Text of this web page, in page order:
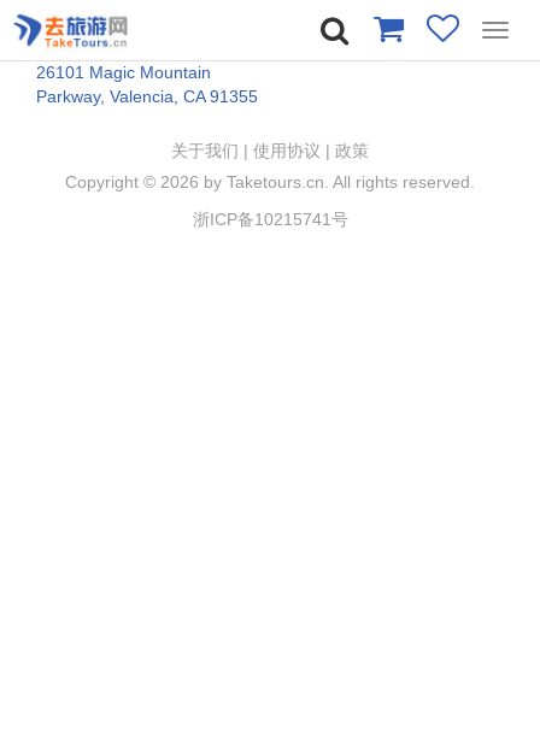
26101 Magic Mountain
Parkway, Valencia, CA 91355
关于我们 | 使用协议 | 政策
Copyright © 2026 by Taketours.cn. All rights reserved.
浙ICP备10215741号